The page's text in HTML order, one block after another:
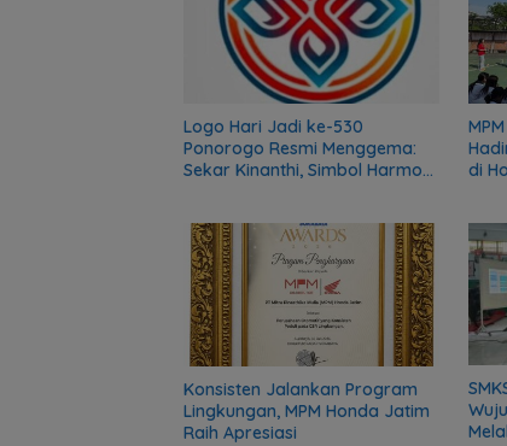
Logo Hari Jadi ke-530
Ponorogo Resmi Menggema:
Sekar Kinanthi, Simbol Harmoni
di
Konsisten Jalankan Program
Lingkungan, MPM Honda Jatim
Raih Apresiasi